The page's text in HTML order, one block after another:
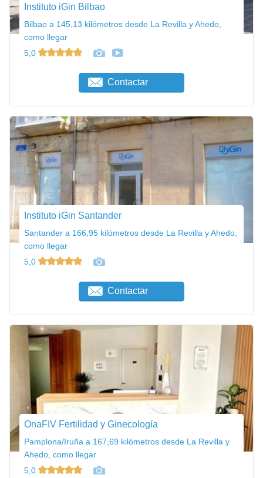
Instituto iGin Bilbao
Bilbao a 145,13 kilómetros desde La Revilla y Ahedo,
como llegar
5,0
Contactar
Instituto iGin Santander
Santander a 166,95 kilómetros desde La Revilla y Ahedo,
como llegar
5,0
Contactar
OnaFIV Fertilidad y Ginecología
Pamplona/Iruña a 167,69 kilómetros desde La Revilla y
Ahedo, como llegar
5,0